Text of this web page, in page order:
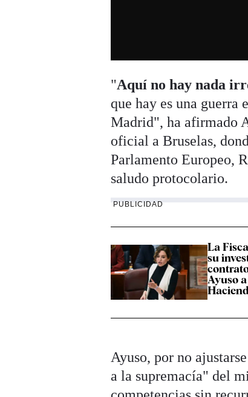
"Aquí no hay nada
que hay es una guerra
Madrid", ha afirmado
oficial a Bruselas,
Parlamento Europeo,
saludo protocolario.
PUBLICIDAD
La
su
Ayuso
Ayuso, por no
a la supremacía" del